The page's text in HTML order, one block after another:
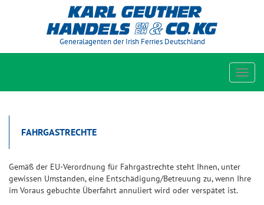
Generalagenten der Irish Ferries Deutschland
FAHRGASTRECHTE
Gemäß der EU-Verordnung für Fahrgastrechte steht Ihnen, unter
gewissen Umstanden, eine Entschädigung/Betreuung zu, wenn Ihre
im Voraus gebuchte Überfahrt annuliert wird oder verspätet ist.